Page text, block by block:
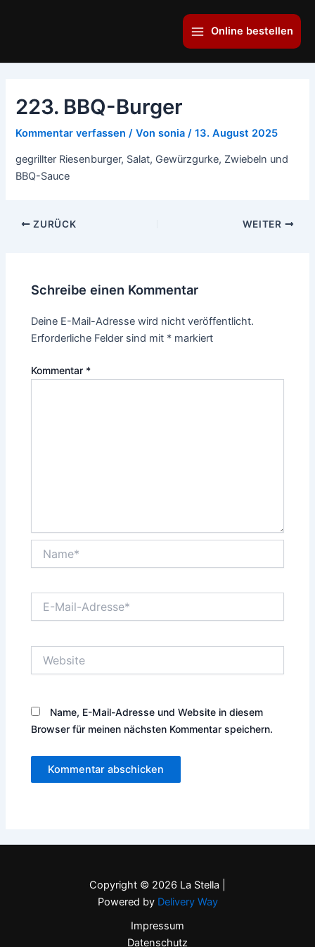
Main
Menu
Online bestellen
223. BBQ-Burger
Kommentar verfassen / Vonsonia/13. August 2025
gegrillter Riesenburger, Salat, Gewürzgurke, Zwiebeln und
BBQ-Sauce
ZURÜCK WEITER
Schreibe einen Kommentar
Deine E-Mail-Adresse wird nicht veröffentlicht.
Erforderliche Felder sind mit * markiert
Kommentar *
Mail-
Name, E-Mail-Adresse und Website in diesem
Browser für meinen nächsten Kommentar speichern.
Copyright © 2026 La Stella |
Powered by Delivery Way
Impressum
Datenschutz